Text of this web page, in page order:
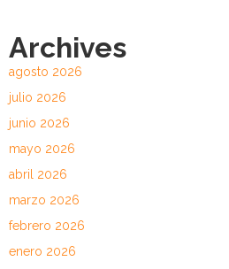
Archives
agosto 2026
julio 2026
junio 2026
mayo 2026
abril 2026
marzo 2026
febrero 2026
enero 2026